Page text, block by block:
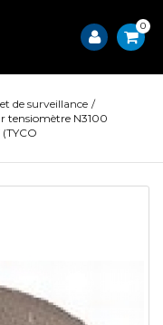
0
de surveillance /
tensiomètre N3100